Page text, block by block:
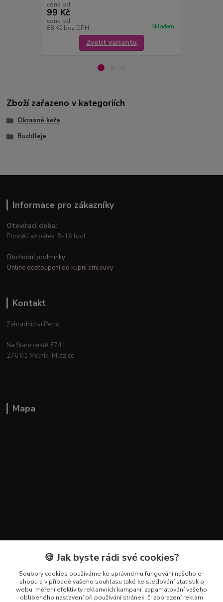
cena od
99 Kč
cena od
88 Kč bez DPH Skladem
Zvolit variantu
Zboží zařazeno v kategoriích
Okrasné keře
Buddleje
Informace pro zákazníky
Otevírací doba:
Pondělí až pátek: 8-16 hod.
Obchodní podmínky
Online odstoupení od kupní smlouvy
Kontakt
Zahradnictví Petro
Na Staré cestě 3741
276 01 Mělník–Mlazice
Mapa
Kontakty
+420 602 223 614
🍪 Jak byste rádi své cookies?
Soubory cookies používáme ke správnému fungování našeho e-
shopu a v případě vašeho souhlasu také ke sledování statistik o
webu, měření efektivity reklamních kampaní, zapamatování vašeho
oblíbeného nastavení při používání stránek, či zobrazení reklam